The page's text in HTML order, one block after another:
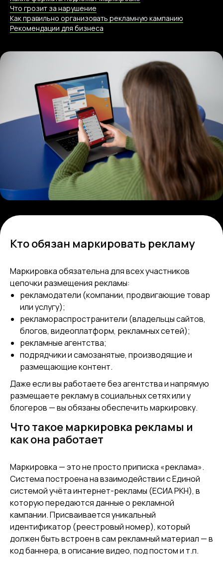
Что грозит за нарушение
Как правильно организовать рекламную кампанию
Рекомендации для бизнеса
Кто обязан маркировать рекламу
Маркировка обязательна для всех участников
цепочки размещения рекламы:
рекламодатели (компании, продвигающие товар
или услугу);
рекламораспространители (владельцы сайтов,
блогов, видеоплатформ, рекламных сетей);
рекламные агентства;
подрядчики и самозанятые, производящие и
размещающие контент.
Даже если вы работаете без агентства и напрямую
размещаете рекламу в социальных сетях или у
блогеров — вы обязаны обеспечить маркировку.
Что такое маркировка рекламы и
как она работает
Маркировка — это не просто приписка «реклама».
Система построена на взаимодействии с Единой
системой учёта интернет-рекламы (ЕСИА РКН), в
которую передаются данные о рекламной
кампании. Присваивается уникальный
идентификатор (реестровый номер), который
должен быть встроен в сам рекламный материал — в
код баннера, в описание видео, под постом и т.п.